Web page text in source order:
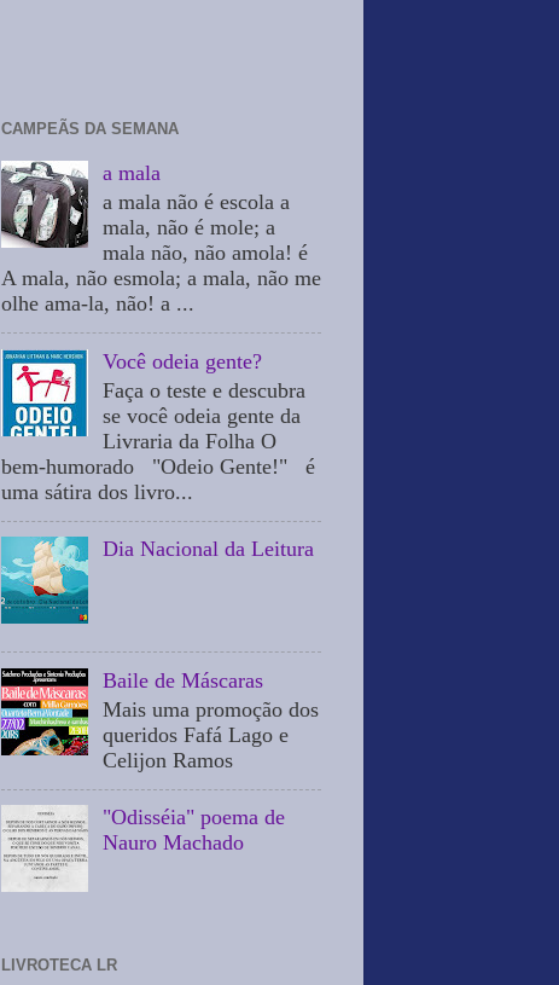
CAMPEÃS DA SEMANA
a mala
a mala não é escola a
mala, não é mole; a
mala não, não amola! é
A mala, não esmola; a mala, não me
olhe ama-la, não! a ...
Você odeia gente?
Faça o teste e descubra
se você odeia gente da
Livraria da Folha O
bem-humorado "Odeio Gente!" é
uma sátira dos livro...
Dia Nacional da Leitura
Baile de Máscaras
Mais uma promoção dos
queridos Fafá Lago e
Celijon Ramos
"Odisséia" poema de
Nauro Machado
LIVROTECA LR